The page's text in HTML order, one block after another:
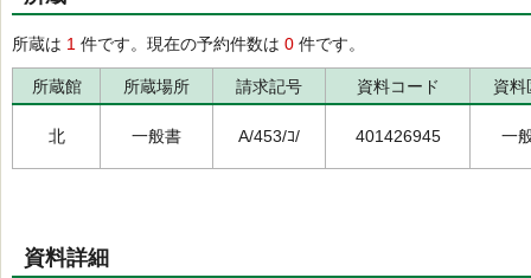
所蔵は 1 件です。現在の予約件数は 0 件です。
所蔵館 所蔵場所 請求記号 資料コード 資料
北 一般書 A/453/ｺ/ 401426945 一
資料詳細